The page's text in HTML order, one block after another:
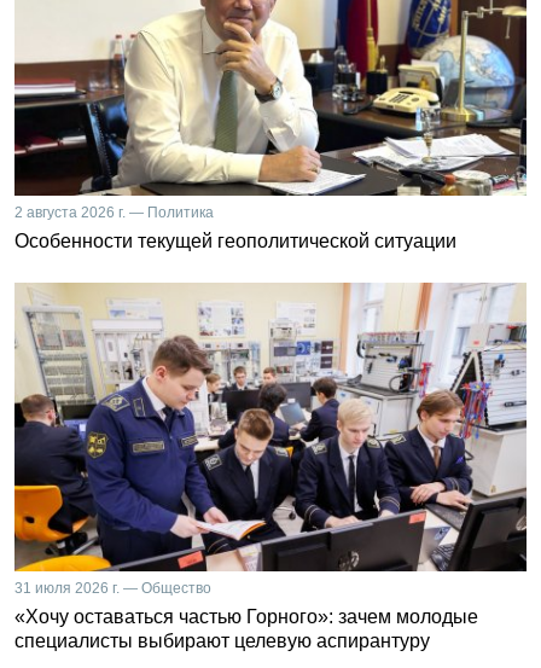
2 августа 2026 г. — Политика
Особенности текущей геополитической ситуации
31 июля 2026 г. — Общество
«Хочу оставаться частью Горного»: зачем молодые
специалисты выбирают целевую аспирантуру